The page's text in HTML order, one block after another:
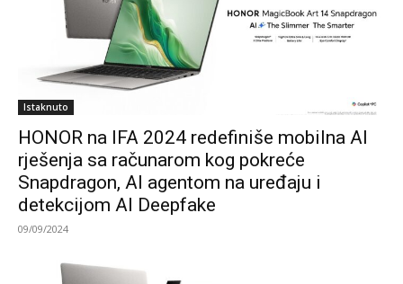
Istaknuto
HONOR na IFA 2024 redefiniše mobilna AI
rješenja sa računarom kog pokreće
Snapdragon, AI agentom na uređaju i
detekcijom AI Deepfake
09/09/2024